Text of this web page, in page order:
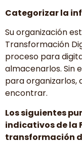
Categorizar la
Su organización
Transformación
proceso para
almacenarlos. Sin
para organizarlos,
encontrar.
Los siguientes
indicativos de la
transformación